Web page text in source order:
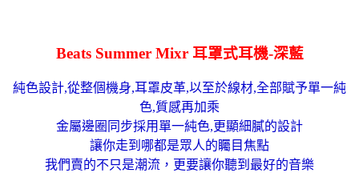
Beats Summer Mixr 耳罩式耳機-深藍
純色設計,從整個機身,耳罩皮革,以至於線材,全部賦予單一純
色,質感再加乘
金屬邊圈同步採用單一純色,更顯細膩的設計
讓你走到哪都是眾人的矚目焦點
我們賣的不只是潮流，更要讓你聽到最好的音樂